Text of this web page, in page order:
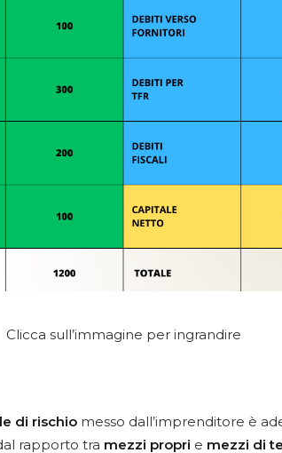
Clicca sull’immagine per ingrandire
di rischio messo dall’imprenditore è
rapporto tra mezzi propri e mezzi di